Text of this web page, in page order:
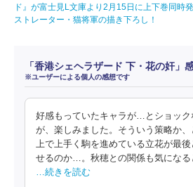
ド』が富士見L文庫より2月15日に上下巻同時
ストレーター・猫将軍の描き下ろし！
「香港シェヘラザード 下・花の奸」
※ユーザーによる個人の感想です
好感もっていたキャラが…とショック
が、楽しみました。そういう策略か
上で上手く駒を進めている立花が最
せるのか…。秋穂との関係も気になる
…続きを読む